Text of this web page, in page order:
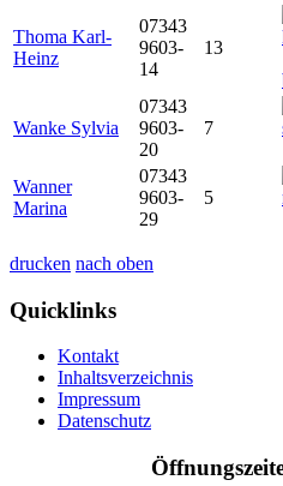
Thoma Karl-
Heinz
07343
9603-
14
13
Wanke Sylvia
07343
9603-
20
7
Wanner
Marina
07343
9603-
29
5
drucken nach oben
Quicklinks
Kontakt
Inhaltsverzeichnis
Impressum
Datenschutz